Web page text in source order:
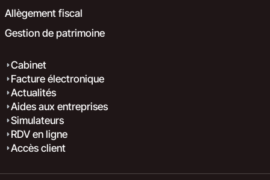
Allègement fiscal
Gestion de patrimoine
Cabinet
Facture électronique
Actualités
Aides aux entreprises
Simulateurs
RDV en ligne
Accès client